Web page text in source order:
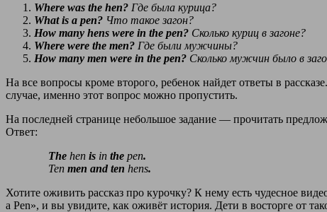
Where was the hen? Где была курица?
What is a pen? Что такое загон?
How many hens were in the pen? Сколько куриц в загоне?
Where were the men? Где были мужчины?
How many men were in the pen? Сколько мужчин было в
На все вопросы кроме второго, ребенок найдет ответы в
случае, именно этот вопрос можно пропустить.
На последней странице небольшое задание — прочитать
Ответ:
The hen is in the pen.
Ten men and ten hens.
Хотите оживить рассказ про курочку? К нему есть чудесное
a Pen», и вы увидите, как оживёт история. Дети в восторге от